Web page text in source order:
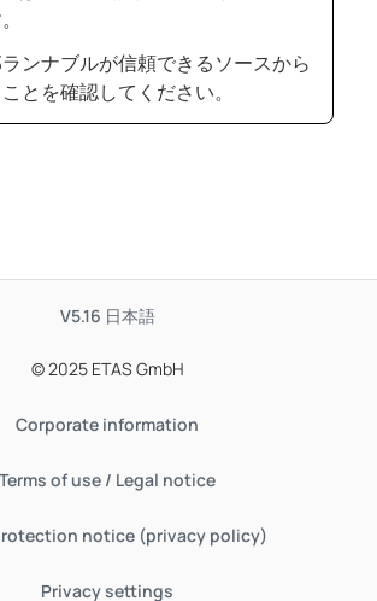
ンナブルが信頼できるソースから
とを確認してください。
V5.16 日本語
© 2025 ETAS GmbH
Corporate information
Terms of use / Legal notice
notice (privacy policy)
Privacy settings